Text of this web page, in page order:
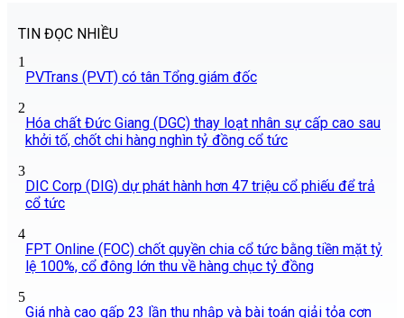
TIN ĐỌC NHIỀU
1
PVTrans (PVT) có tân Tổng giám đốc
2
Hóa chất Đức Giang (DGC) thay loạt nhân sự cấp cao sau
khởi tố, chốt chi hàng nghìn tỷ đồng cổ tức
3
DIC Corp (DIG) dự phát hành hơn 47 triệu cổ phiếu để trả
cổ tức
4
FPT Online (FOC) chốt quyền chia cổ tức bằng tiền mặt tỷ
lệ 100%, cổ đông lớn thu về hàng chục tỷ đồng
5
Giá nhà cao gấp 23 lần thu nhập và bài toán giải tỏa cơn